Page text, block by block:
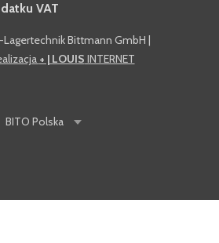
VAT
Bittmann GmbH |
+ | LOUIS INTERNET
BITO Polska